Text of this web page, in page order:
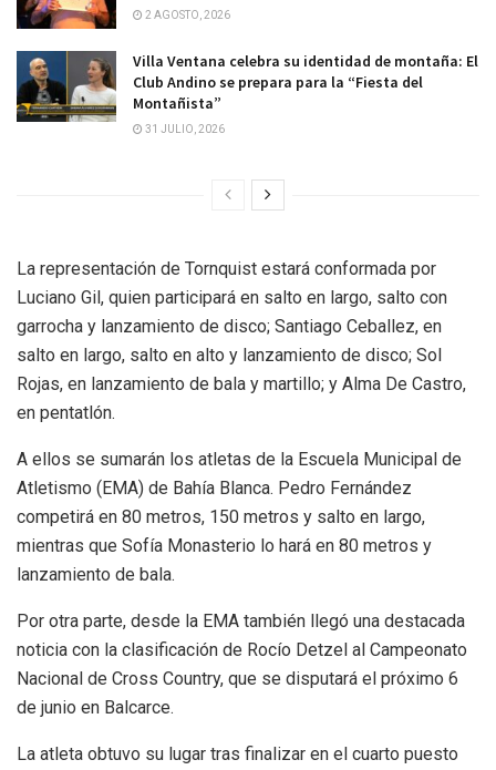
2 AGOSTO, 2026
Villa Ventana celebra su identidad de montaña: El
Club Andino se prepara para la “Fiesta del
Montañista”
31 JULIO, 2026
La representación de Tornquist estará conformada por
Luciano Gil, quien participará en salto en largo, salto con
garrocha y lanzamiento de disco; Santiago Ceballez, en
salto en largo, salto en alto y lanzamiento de disco; Sol
Rojas, en lanzamiento de bala y martillo; y Alma De Castro,
en pentatlón.
A ellos se sumarán los atletas de la Escuela Municipal de
Atletismo (EMA) de Bahía Blanca. Pedro Fernández
competirá en 80 metros, 150 metros y salto en largo,
mientras que Sofía Monasterio lo hará en 80 metros y
lanzamiento de bala.
Por otra parte, desde la EMA también llegó una destacada
noticia con la clasificación de Rocío Detzel al Campeonato
Nacional de Cross Country, que se disputará el próximo 6
de junio en Balcarce.
La atleta obtuvo su lugar tras finalizar en el cuarto puesto